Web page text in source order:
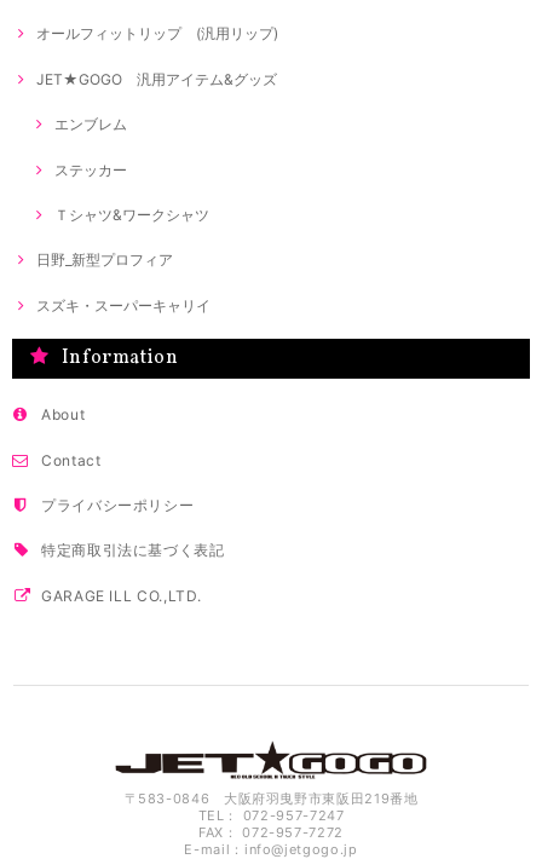
オールフィットリップ (汎用リップ)
JET★GOGO 汎用アイテム&グッズ
エンブレム
ステッカー
Ｔシャツ&ワークシャツ
日野_新型プロフィア
スズキ・スーパーキャリイ
Information
About
Contact
プライバシーポリシー
特定商取引法に基づく表記
GARAGE ILL CO.,LTD.
〒583-0846 大阪府羽曳野市東阪田219番地
TEL： 072-957-7247
FAX： 072-957-7272
E-mail： info@jetgogo.jp